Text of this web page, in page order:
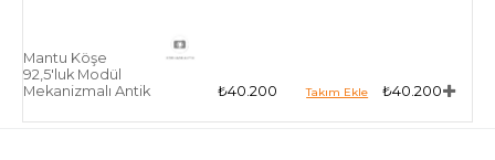
Mantu Köşe
92,5'luk Modül
Mekanizmalı Antik
₺40.200 ₺40.200